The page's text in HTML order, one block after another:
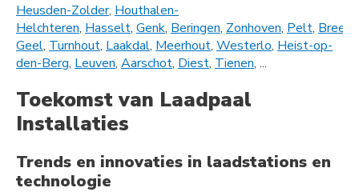
Heusden-Zolder, Houthalen-
Helchteren, Hasselt, Genk, Beringen, Zonhoven, Pelt, Bree
Geel, Turnhout, Laakdal, Meerhout, Westerlo, Heist-op-
den-Berg, Leuven, Aarschot, Diest, Tienen, ...
Toekomst van Laadpaal
Installaties
Trends en innovaties in laadstations en
technologie